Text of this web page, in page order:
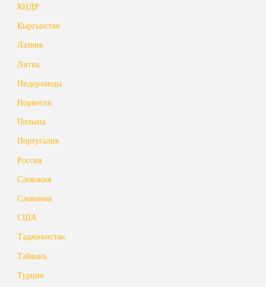
КНДР
Кыргызстан
Латвия
Литва
Нидерланды
Норвегия
Польша
Португалия
Россия
Словакия
Словения
США
Таджикистан
Тайвань
Турция